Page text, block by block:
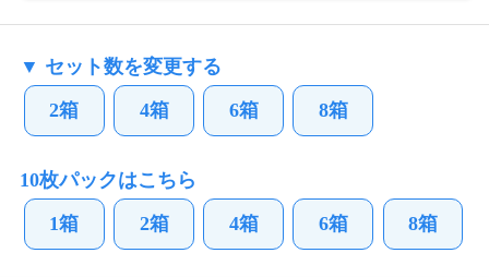
▼ セット数を変更する
2箱 4箱 6箱 8箱
10枚パックはこちら
1箱 2箱 4箱 6箱 8箱